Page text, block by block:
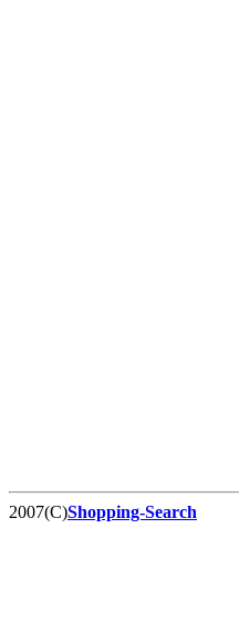
2007(C)Shopping-Search